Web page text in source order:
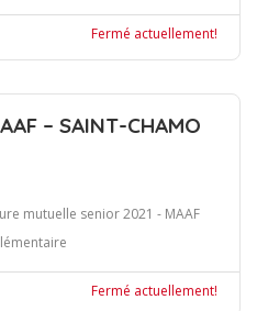
Fermé actuellement!
– SAINT-CHAMO
mutuelle senior 2021 - MAAF
Fermé actuellement!